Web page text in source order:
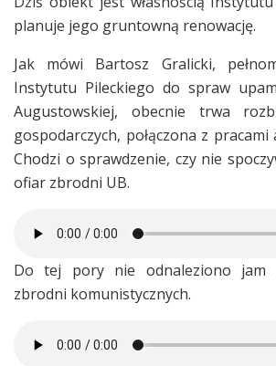
planuje jego gruntowną renowację.
Jak mówi Bartosz Gralicki,
Instytutu Pileckiego do spraw
Augustowskiej, obecnie trwa
gospodarczych, połączona z pracami
Chodzi o sprawdzenie, czy nie
ofiar zbrodni UB.
Do tej pory nie odnaleziono jam
zbrodni komunistycznych.